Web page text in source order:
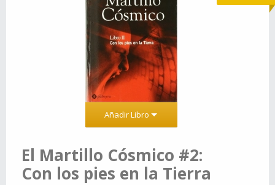
Añadir Libro
El Martillo Cósmico #2:
Con los pies en la Tierra